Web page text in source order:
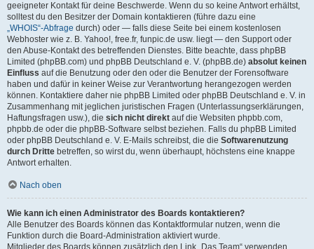
geeigneter Kontakt für deine Beschwerde. Wenn du so keine Antwort erhältst,
solltest du den Besitzer der Domain kontaktieren (führe dazu eine
„WHOIS“-Abfrage durch) oder — falls diese Seite bei einem kostenlosen
Webhoster wie z. B. Yahoo!, free.fr, funpic.de usw. liegt — den Support oder
den Abuse-Kontakt des betreffenden Dienstes. Bitte beachte, dass phpBB
Limited (phpBB.com) und phpBB Deutschland e. V. (phpBB.de) absolut keinen
Einfluss auf die Benutzung oder den oder die Benutzer der Forensoftware
haben und dafür in keiner Weise zur Verantwortung herangezogen werden
können. Kontaktiere daher nie phpBB Limited oder phpBB Deutschland e. V. in
Zusammenhang mit jeglichen juristischen Fragen (Unterlassungserklärungen,
Haftungsfragen usw.), die sich nicht direkt auf die Websiten phpbb.com,
phpbb.de oder die phpBB-Software selbst beziehen. Falls du phpBB Limited
oder phpBB Deutschland e. V. E-Mails schreibst, die die Softwarenutzung
durch Dritte betreffen, so wirst du, wenn überhaupt, höchstens eine knappe
Antwort erhalten.
Nach oben
Wie kann ich einen Administrator des Boards kontaktieren?
Alle Benutzer des Boards können das Kontaktformular nutzen, wenn die
Funktion durch die Board-Administration aktiviert wurde.
Mitglieder des Boards können zusätzlich den Link „Das Team“ verwenden.